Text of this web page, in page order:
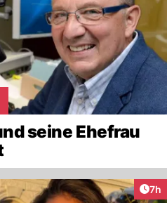
seine Ehefrau
7h